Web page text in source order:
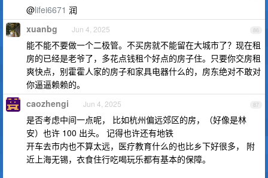
@lifei6671 润
86
xuanbg Jun 4, 2025
能不能不要做一个二极管。不买房就不能留在大城市了？现在租
房的已经是老爷了，多花点钱租个好点的房子住。只要你交房租
爽快点，别霍霍人家的房子和家具电器什么的，房东绝对不敢对
你逼逼赖赖的。
87
caozhengi Jun 4, 2025
是否考虑中间一点呢， 比如杭州偏远郊区的房，（好像是林
安）也许 100 出头。 记得也许还有地铁
开车去市内也不算太远，医疗教育什么的也比乡下好很多， 附
近上海无锡，衣食住行吃喝玩乐都有基本的保障。